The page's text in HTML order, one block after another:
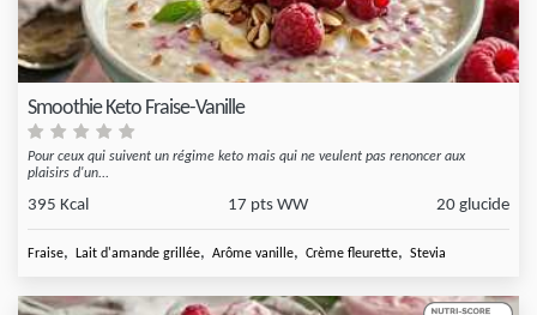
Smoothie Keto Fraise-Vanille
Pour ceux qui suivent un régime keto mais qui ne veulent pas renoncer aux
plaisirs d'un...
395 Kcal 17 pts WW 20 glucide
Fraise, Lait d'amande grillée, Arôme vanille, Crème fleurette, Stevia